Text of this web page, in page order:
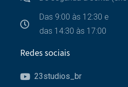
Das 9:00 às 12:30 e
das 14:30 às 17:00
Redes sociais
23studios_br